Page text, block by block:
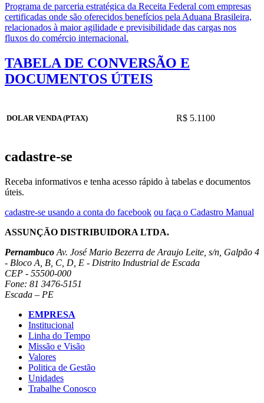
Programa de parceria estratégica da Receita Federal com empresas
certificadas onde são oferecidos benefícios pela Aduana Brasileira,
relacionados à maior agilidade e previsibilidade das cargas nos
fluxos do comércio internacional.
TABELA DE CONVERSÃO E
DOCUMENTOS ÚTEIS
DOLAR VENDA (PTAX) R$ 5.1100
cadastre-se
Receba informativos e tenha acesso rápido à tabelas e documentos
úteis.
cadastre-se usando a conta do facebook ou faça o Cadastro Manual
ASSUNÇÃO DISTRIBUIDORA LTDA.
Pernambuco Av. José Mario Bezerra de Araujo Leite, s/n, Galpão 4
- Bloco A, B, C, D, E - Distrito Industrial de Escada
CEP - 55500-000
Fone: 81 3476-5151
Escada – PE
EMPRESA
Institucional
Linha do Tempo
Missão e Visão
Valores
Politica de Gestão
Unidades
Trabalhe Conosco